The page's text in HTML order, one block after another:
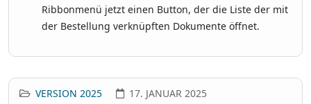
Ribbonmenü jetzt einen Button, der die Liste der mit
der Bestellung verknüpften Dokumente öffnet.
VERSION 2025 17. JANUAR 2025